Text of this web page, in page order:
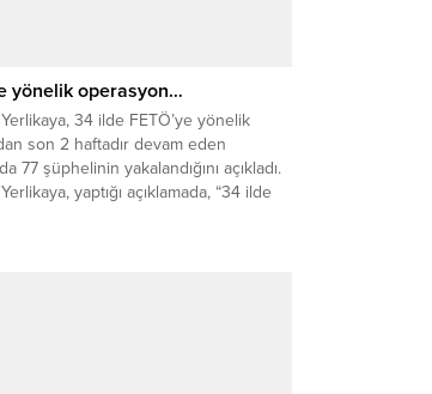
yönelik operasyon…
34 ilde FETÖ’ye yönelik
son 2 haftadır devam eden
77 şüphelinin yakalandığını açıkladı.
yaptığı açıklamada, “34 ilde
tarafından son 2 haftadır
77 şüpheli yakalandı,